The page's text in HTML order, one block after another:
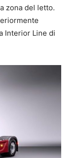
zona del letto.
Interior Line di